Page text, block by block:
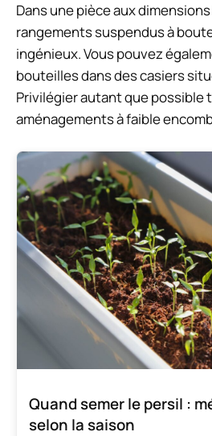
Dans une pièce aux
rangements suspendus à
ingénieux. Vous pouvez
bouteilles dans des casiers
Privilégier autant que possible
aménagements à faible
Quand semer le persil :
selon la saison